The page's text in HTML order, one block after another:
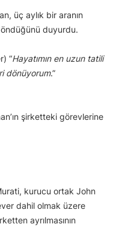
üç aylık bir aranın
duyurdu.
“Hayatımın en uzun tatili
dönüyorum.”
şirketteki görevlerine
kurucu ortak John
dahil olmak üzere
ayrılmasının